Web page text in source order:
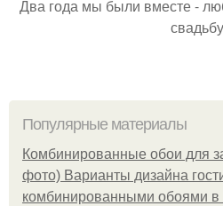
Два года мы были вместе -
Популярные материалы
Комбинированные обои для
фото) Варианты дизайна
комбинированными обоями